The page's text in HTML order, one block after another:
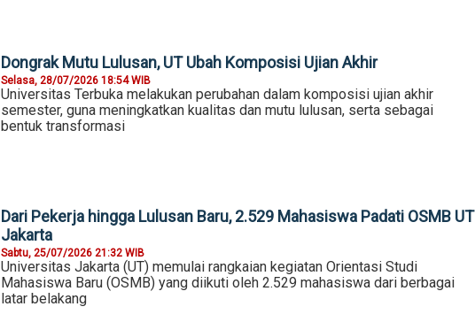
Dongrak Mutu Lulusan, UT Ubah Komposisi Ujian Akhir
Selasa, 28/07/2026 18:54 WIB
Universitas Terbuka melakukan perubahan dalam komposisi ujian akhir
semester, guna meningkatkan kualitas dan mutu lulusan, serta sebagai
bentuk transformasi
Dari Pekerja hingga Lulusan Baru, 2.529 Mahasiswa Padati OSMB UT
Jakarta
Sabtu, 25/07/2026 21:32 WIB
Universitas Jakarta (UT) memulai rangkaian kegiatan Orientasi Studi
Mahasiswa Baru (OSMB) yang diikuti oleh 2.529 mahasiswa dari berbagai
latar belakang